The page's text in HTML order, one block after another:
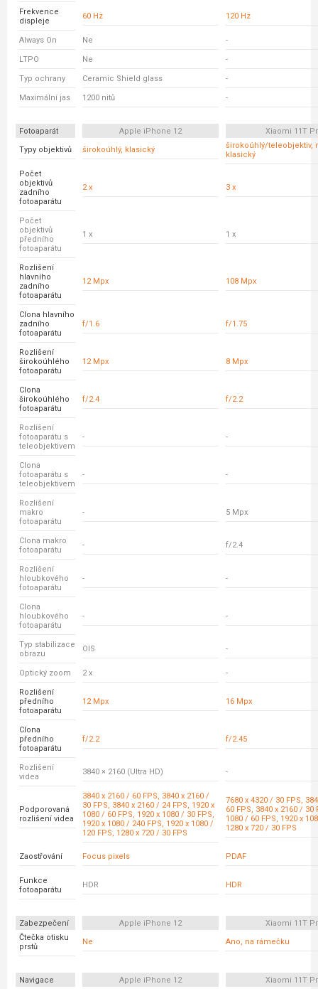
Frekvence
displeje
60 Hz 120 Hz
Always On Ne -
LTPO Ne -
Typ ochrany Ceramic Shield glass -
Maximální jas 1200 nitů -
Fotoaparát Apple iPhone 12
Xiaomi 11T
Typy objektivů
širokoúhlý, klasický
širokoúhlý/teleobjektiv,
klasický
Počet
objektivů
zadního
fotoaparátu
2 x 3 x
Počet
objektivů
předního
fotoaparátu
1 x 1 x
Rozlišení
hlavního
zadního
fotoaparátu
12 Mpx 108 Mpx
Clona hlavního
zadního
fotoaparátu
f/1.6 f/1.75
Rozlišení
širokoúhlého
fotoaparátu
12 Mpx 8 Mpx
Clona
širokoúhlého
fotoaparátu
f/2.4 f/2.2
Rozlišení
fotoaparátu s
teleobjektivem
- -
Clona
fotoaparátu s
teleobjektivem
- -
Rozlišení
makro
fotoaparátu
- 5 Mpx
Clona makro
fotoaparátu
- f/2.4
Rozlišení
hloubkového
fotoaparátu
- -
Clona
hloubkového
fotoaparátu
- -
Typ stabilizace
obrazu
OIS -
Optický zoom 2 x -
Rozlišení
předního
fotoaparátu
12 Mpx 16 Mpx
Clona
předního
fotoaparátu
f/2.2 f/2.45
Rozlišení
videa
3840 × 2160 (Ultra HD) -
Podporovaná
rozlišení videa
3840 x 2160 / 60 FPS, 3840 x 2160 /
30 FPS, 3840 x 2160 / 24 FPS, 1920 x
1080 / 60 FPS, 1920 x 1080 / 30 FPS,
1920 x 1080 / 240 FPS, 1920 x 1080 /
120 FPS, 1280 x 720 / 30 FPS
7680 x 4320 / 30 FPS,
60 FPS, 3840 x 2160 / 30
1080 / 60 FPS, 1920 x
1280 x 720 / 30 FPS
Zaostřování Focus pixels PDAF
Funkce
fotoaparátu
HDR HDR
Zabezpečení Apple iPhone 12
Xiaomi 11T
Čtečka otisku
prstů
Ne Ano, na rámečku
Navigace Apple iPhone 12 Xiaomi 11T